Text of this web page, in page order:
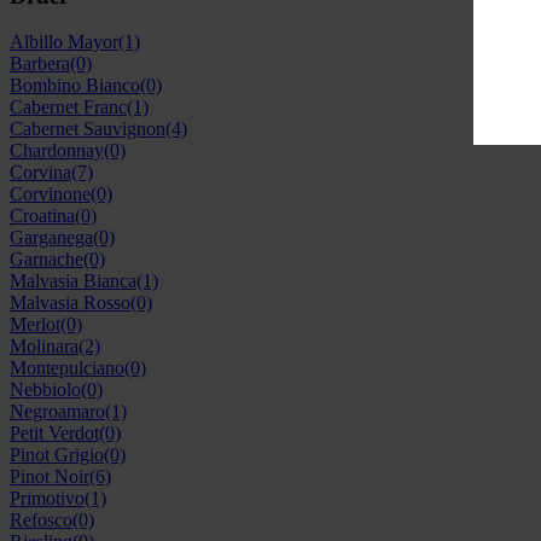
Albillo Mayor(1)
Barbera(0)
Bombino Bianco(0)
Cabernet Franc(1)
Cabernet Sauvignon(4)
Chardonnay(0)
Corvina(7)
Corvinone(0)
Croatina(0)
Garganega(0)
Garnache(0)
Malvasia Bianca(1)
Malvasia Rosso(0)
Merlot(0)
Molinara(2)
Montepulciano(0)
Nebbiolo(0)
Negroamaro(1)
Petit Verdot(0)
Pinot Grigio(0)
Pinot Noir(6)
Primotivo(1)
Refosco(0)